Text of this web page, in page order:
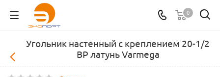
0
Угольник настенный с креплением 20-1/2
ВР латунь Varmega